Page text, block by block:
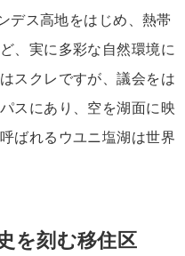
デス高地をはじめ、熱帯
、実に多彩な自然環境に
スクレですが、議会をは
スにあり、空を湖面に映
ばれるウユニ塩湖は世界
を刻む移住区